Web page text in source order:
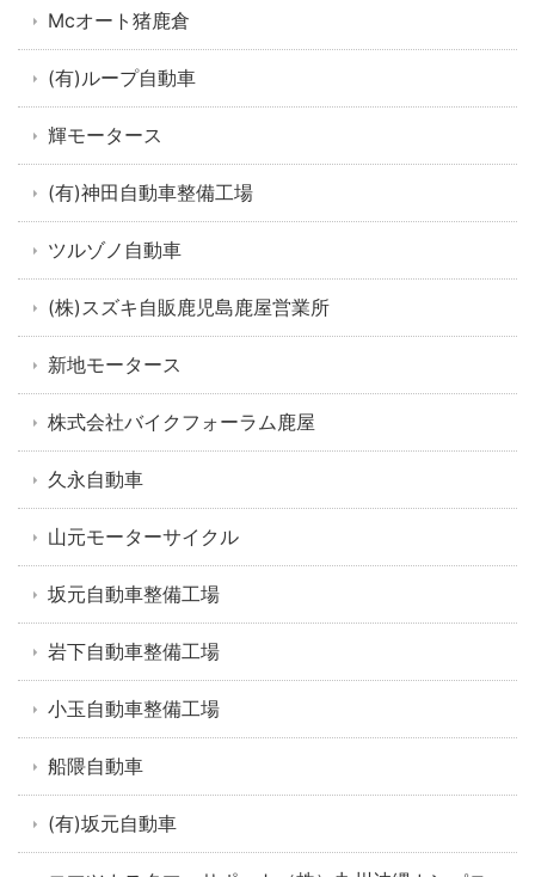
Mcオート猪鹿倉
(有)ループ自動車
輝モータース
(有)神田自動車整備工場
ツルゾノ自動車
(株)スズキ自販鹿児島鹿屋営業所
新地モータース
株式会社バイクフォーラム鹿屋
久永自動車
山元モーターサイクル
坂元自動車整備工場
岩下自動車整備工場
小玉自動車整備工場
船隈自動車
(有)坂元自動車